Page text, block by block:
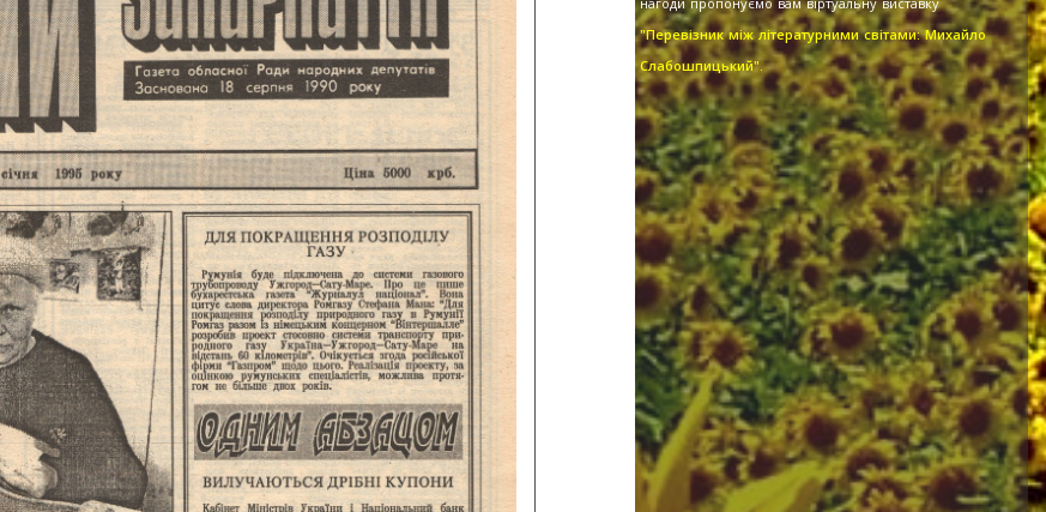
"Перевізник між літературними світами: Михайло
Слабошпицький".